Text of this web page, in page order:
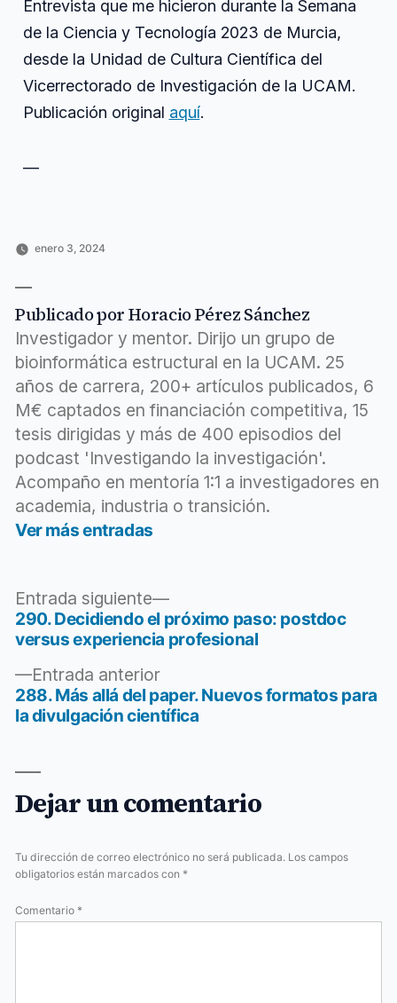
Entrevista que me hicieron durante la Semana
de la Ciencia y Tecnología 2023 de Murcia,
desde la Unidad de Cultura Científica del
Vicerrectorado de Investigación de la UCAM.
Publicación original aquí.
—
enero 3, 2024
Publicación
científica
durante,
entrevista ,
hicieron
murcia,
semana,
unidad
Publicado por Horacio Pérez Sánchez
Investigador y mentor. Dirijo un grupo de
bioinformática estructural en la UCAM. 25
años de carrera, 200+ artículos publicados, 6
M€ captados en financiación competitiva, 15
tesis dirigidas y más de 400 episodios del
podcast 'Investigando la investigación'.
Acompaño en mentoría 1:1 a investigadores en
academia, industria o transición.
Ver más entradas
Navegación
de
entradas
Entrada anteriorEntrada
anterior:
288. Más allá del paper. Nuevos formatos para
la divulgación científica
Entrada siguiente
Entrada
siguiente:
290. Decidiendo el próximo paso: postdoc
versus experiencia profesional
Dejar un comentario
Tu dirección de correo electrónico no será publicada. Los campos
obligatorios están marcados con *
Comentario *